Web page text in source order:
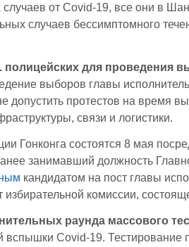
от Covid-19, все они в
случаев бессимптомного
для проведения
выборов главы
допустить протестов на время
связи и логистики.
Гонконга состоятся 8 мая
занимавший должность
кандидатом на пост главы
комиссии,
раунда массового
вспышки Covid-19. Тестирование